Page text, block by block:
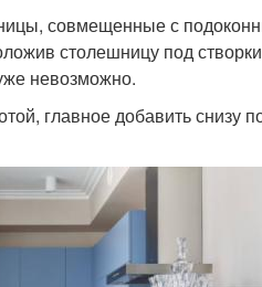
совмещенные с
столешницу под
невозможно.
главное добавить снизу